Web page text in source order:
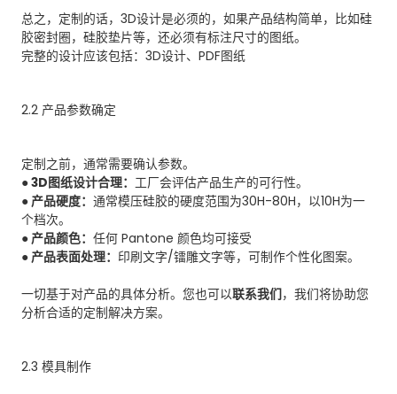
总之，定制的话，3D设计是必须的，如果产品结构简单，比如硅
胶密封圈，硅胶垫片等，还必须有标注尺寸的图纸。
完整的设计应该包括：3D设计、PDF图纸
2.2 产品参数确定
定制之前，通常需要确认参数。
● 3D图纸设计合理：工厂会评估产品生产的可行性。
● 产品硬度：通常模压硅胶的硬度范围为30H-80H，以10H为一
个档次。
● 产品颜色：任何 Pantone 颜色均可接受
● 产品表面处理： 印刷文字/镭雕文字等，可制作个性化图案。
一切基于对产品的具体分析。您也可以联系我们，我们将协助您
分析合适的定制解决方案。
2.3 模具制作